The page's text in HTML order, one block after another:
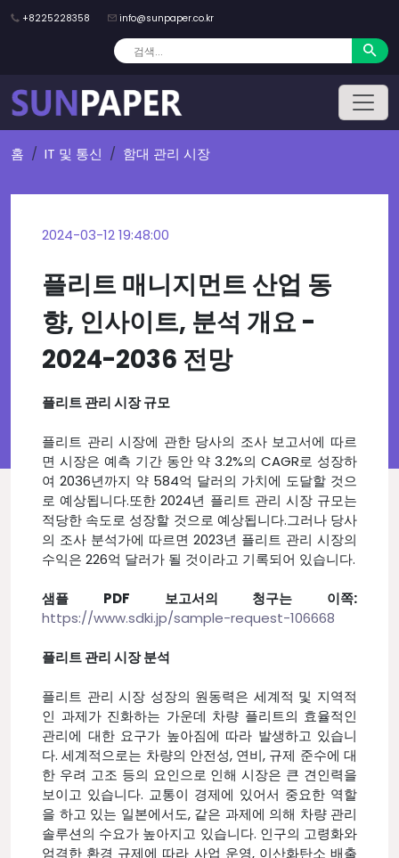
+8225228358 info@sunpaper.co.kr
홈 IT 및 통신 함대 관리 시장
2024-03-12 19:48:00
플리트 매니지먼트 산업 동
향, 인사이트, 분석 개요 -
2024-2036 전망
플리트 관리 시장 규모
플리트 관리 시장에 관한 당사의 조사 보고서에 따르
면 시장은 예측 기간 동안 약 3.2%의 CAGR로 성장하
여 2036년까지 약 584억 달러의 가치에 도달할 것으
로 예상됩니다.또한 2024년 플리트 관리 시장 규모는
적당한 속도로 성장할 것으로 예상됩니다.그러나 당사
의 조사 분석가에 따르면 2023년 플리트 관리 시장의
수익은 226억 달러가 될 것이라고 기록되어 있습니다.
샘플 PDF 보고서의 청구는 이쪽:
https://www.sdki.jp/sample-request-106668
플리트 관리 시장 분석
플리트 관리 시장 성장의 원동력은 세계적 및 지역적
인 과제가 진화하는 가운데 차량 플리트의 효율적인
관리에 대한 요구가 높아짐에 따라 발생하고 있습니
다. 세계적으로는 차량의 안전성, 연비, 규제 준수에 대
한 우려 고조 등의 요인으로 인해 시장은 큰 견인력을
보이고 있습니다. 교통이 경제에 있어서 중요한 역할
을 하고 있는 일본에서도, 같은 과제에 의해 차량 관리
솔루션의 수요가 높아지고 있습니다. 인구의 고령화와
엄격한 환경 규제에 따라 사업 운영, 이산화탄소 배출